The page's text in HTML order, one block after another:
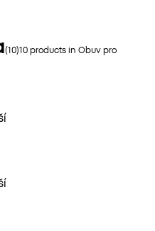
(10)10products in Obuv pro